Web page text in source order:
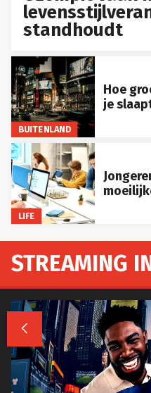
standhoudt
BUITENLAND
Hoe
je
LIFE
STREAMING
